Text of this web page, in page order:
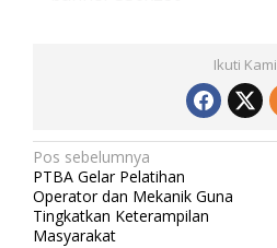
Ikuti Kami
N
a
v
Pos sebelumnya
PTBA Gelar Pelatihan
Operator dan Mekanik Guna
Tingkatkan Keterampilan
Masyarakat